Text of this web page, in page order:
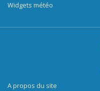
Widgets météo
A propos du site